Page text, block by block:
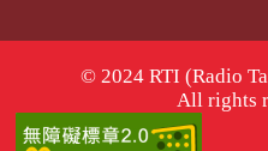
© 2024 RTI (Radio
All rights